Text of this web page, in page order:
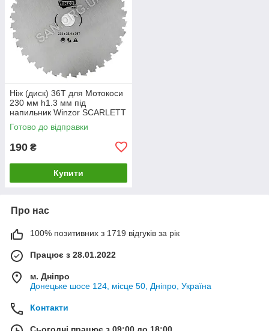
Ніж (диск) 36Т для Мотокоси
230 мм h1.3 мм під
напильник Winzor SCARLETT
Готово до відправки
190 ₴
Купити
Про нас
100% позитивних з 1719 відгуків за рік
Працює з 28.01.2022
м. Дніпро
Донецьке шосе 124, місце 50, Дніпро, Україна
Контакти